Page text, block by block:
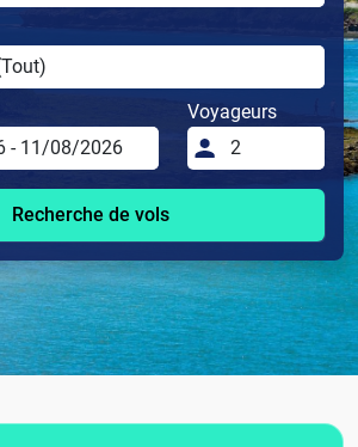
Voyageurs
Recherche de vols